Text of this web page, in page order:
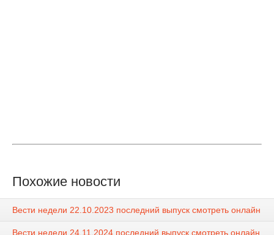
Похожие новости
Вести недели 22.10.2023 последний выпуск смотреть онлайн
Вести недели 24.11.2024 последний выпуск смотреть онлайн